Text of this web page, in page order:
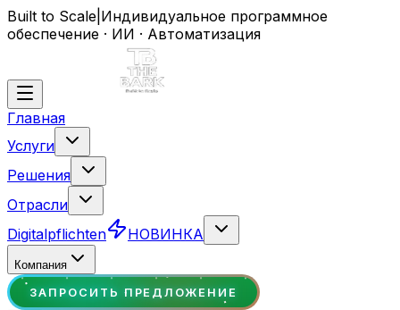
Built to Scale Индивидуальное программное
обеспечение · ИИ · Автоматизация
Главная
Услуги
Решения
Отрасли
Digitalpflichten
НОВИНКА
Компания
ЗАПРОСИТЬ ПРЕДЛОЖЕНИЕ